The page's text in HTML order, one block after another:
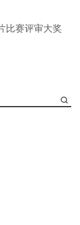
比赛评审大奖